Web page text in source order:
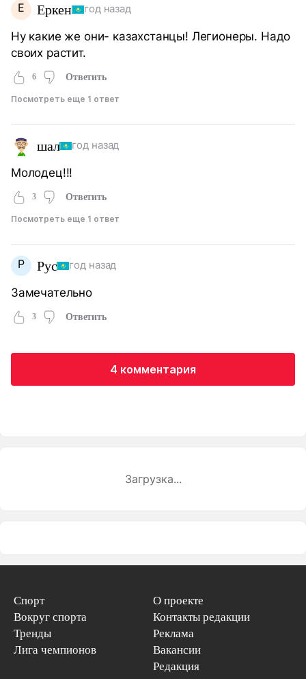
Е Еркен год назад
Ну какие же они- казахстанцы! Легионеры. Надо
своих растит.
6 Ответить
Посмотреть еще 1 ответ
шал год назад
Молодец!!!
3 Ответить
Посмотреть еще 1 ответ
Р Рус год назад
Замечательно
3 Ответить
4 комментария
Загрузка...
Спорт
Вокруг спорта
Тренды
Лига чемпионов
О проекте
Контакты редакции
Реклама
Вакансии
Редакция